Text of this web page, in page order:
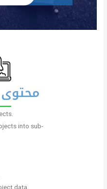
محتوى
into sub-
data.